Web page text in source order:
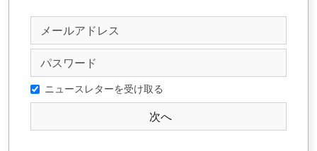
ニュースレターを受け取る